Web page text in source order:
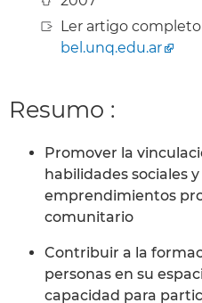
Ler artigo
bel.unq.edu.ar
Resumo :
Promover la
habilidades sociales
emprendimientos
comunitario
Contribuir a la
personas en su
capacidad para